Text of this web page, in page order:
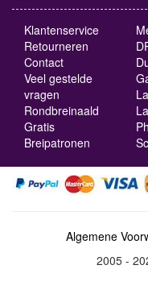
Klantenservice
Retourneren
Contact
Veel gestelde
vragen
Rondbreinaald
Gratis
Breipatronen
Algemene
2005 -